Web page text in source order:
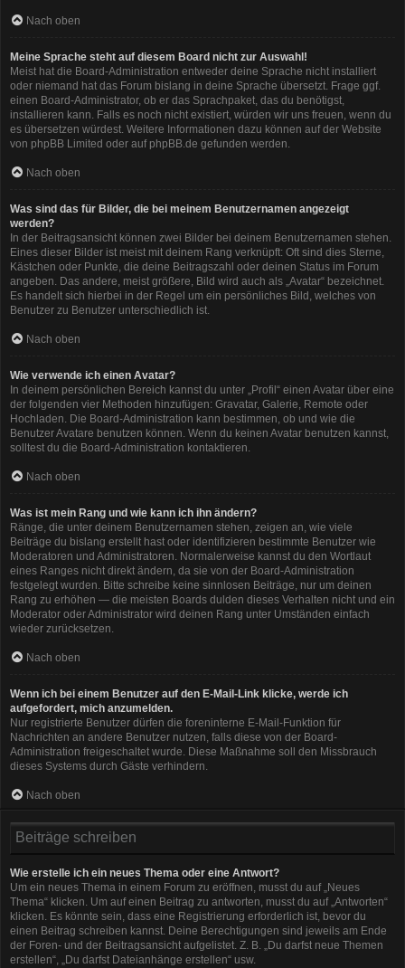
Nach oben
Meine Sprache steht auf diesem Board nicht zur Auswahl!
Meist hat die Board-Administration entweder deine Sprache nicht installiert
oder niemand hat das Forum bislang in deine Sprache übersetzt. Frage ggf.
einen Board-Administrator, ob er das Sprachpaket, das du benötigst,
installieren kann. Falls es noch nicht existiert, würden wir uns freuen, wenn du
es übersetzen würdest. Weitere Informationen dazu können auf der Website
von phpBB Limited oder auf phpBB.de gefunden werden.
Nach oben
Was sind das für Bilder, die bei meinem Benutzernamen angezeigt
werden?
In der Beitragsansicht können zwei Bilder bei deinem Benutzernamen stehen.
Eines dieser Bilder ist meist mit deinem Rang verknüpft: Oft sind dies Sterne,
Kästchen oder Punkte, die deine Beitragszahl oder deinen Status im Forum
angeben. Das andere, meist größere, Bild wird auch als „Avatar“ bezeichnet.
Es handelt sich hierbei in der Regel um ein persönliches Bild, welches von
Benutzer zu Benutzer unterschiedlich ist.
Nach oben
Wie verwende ich einen Avatar?
In deinem persönlichen Bereich kannst du unter „Profil“ einen Avatar über eine
der folgenden vier Methoden hinzufügen: Gravatar, Galerie, Remote oder
Hochladen. Die Board-Administration kann bestimmen, ob und wie die
Benutzer Avatare benutzen können. Wenn du keinen Avatar benutzen kannst,
solltest du die Board-Administration kontaktieren.
Nach oben
Was ist mein Rang und wie kann ich ihn ändern?
Ränge, die unter deinem Benutzernamen stehen, zeigen an, wie viele
Beiträge du bislang erstellt hast oder identifizieren bestimmte Benutzer wie
Moderatoren und Administratoren. Normalerweise kannst du den Wortlaut
eines Ranges nicht direkt ändern, da sie von der Board-Administration
festgelegt wurden. Bitte schreibe keine sinnlosen Beiträge, nur um deinen
Rang zu erhöhen — die meisten Boards dulden dieses Verhalten nicht und ein
Moderator oder Administrator wird deinen Rang unter Umständen einfach
wieder zurücksetzen.
Nach oben
Wenn ich bei einem Benutzer auf den E-Mail-Link klicke, werde ich
aufgefordert, mich anzumelden.
Nur registrierte Benutzer dürfen die foreninterne E-Mail-Funktion für
Nachrichten an andere Benutzer nutzen, falls diese von der Board-
Administration freigeschaltet wurde. Diese Maßnahme soll den Missbrauch
dieses Systems durch Gäste verhindern.
Nach oben
Beiträge schreiben
Wie erstelle ich ein neues Thema oder eine Antwort?
Um ein neues Thema in einem Forum zu eröffnen, musst du auf „Neues
Thema“ klicken. Um auf einen Beitrag zu antworten, musst du auf „Antworten“
klicken. Es könnte sein, dass eine Registrierung erforderlich ist, bevor du
einen Beitrag schreiben kannst. Deine Berechtigungen sind jeweils am Ende
der Foren- und der Beitragsansicht aufgelistet. Z. B. „Du darfst neue Themen
erstellen“, „Du darfst Dateianhänge erstellen“ usw.